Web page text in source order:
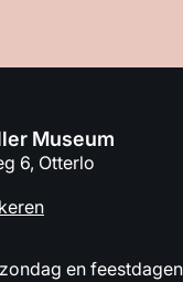
Museum
6, Otterlo
en